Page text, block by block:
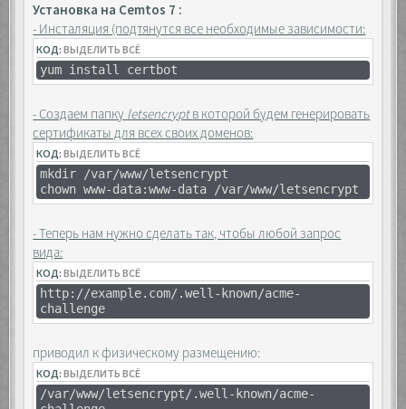
Установка на Cemtos 7 :
- Инсталяция (подтянутся все необходимые зависимости:
КОД:ВЫДЕЛИТЬ ВСЁ
yum install certbot
- Создаем папку letsencryptв которой будем генерировать
сертификаты для всех своих доменов:
КОД:ВЫДЕЛИТЬ ВСЁ
mkdir /var/www/letsencrypt
chown www-data:www-data /var/www/letsencrypt
- Теперь нам нужно сделать так, чтобы любой запрос
вида:
КОД:ВЫДЕЛИТЬ ВСЁ
http://example.com/.well-known/acme-
challenge
приводил к физическому размещению:
КОД:ВЫДЕЛИТЬ ВСЁ
/var/www/letsencrypt/.well-known/acme-